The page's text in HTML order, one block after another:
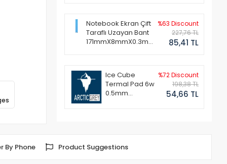
Notebook Ekran Çift
Taraflı Uzayan Bant
171mmX8mmX0.3mm
%63 Discount
227,76 TL
85,41 TL
Ice Cube
Termal Pad 6w
0.5mm
%72 Discount
198,38 TL
54,66 TL
By Phone Product Suggestions